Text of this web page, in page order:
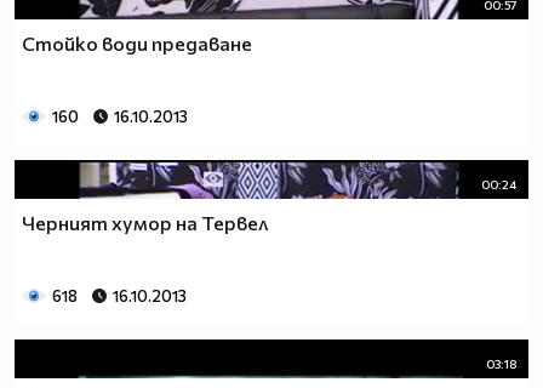
00:57
Стойко води предаване
160 16.10.2013
00:24
Черният хумор на Тервел
618 16.10.2013
03:18